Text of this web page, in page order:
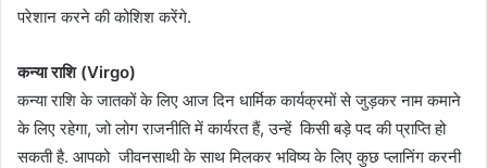
परेशान करने की कोशिश करेंगे.
​कन्या राशि (Virgo)
कन्या राशि के जातकों के लिए आज दिन धार्मिक कार्यक्रमों से जुड़कर नाम कमाने
के लिए रहेगा, जो लोग राजनीति में कार्यरत हैं, उन्हें किसी बड़े पद की प्राप्ति हो
सकती है. आपको जीवनसाथी के साथ मिलकर भविष्य के लिए कुछ प्लानिंग करनी